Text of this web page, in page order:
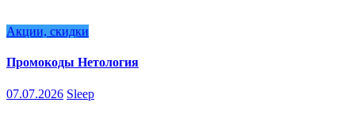
Акции, скидки
Промокоды Нетология
07.07.2026 Sleep